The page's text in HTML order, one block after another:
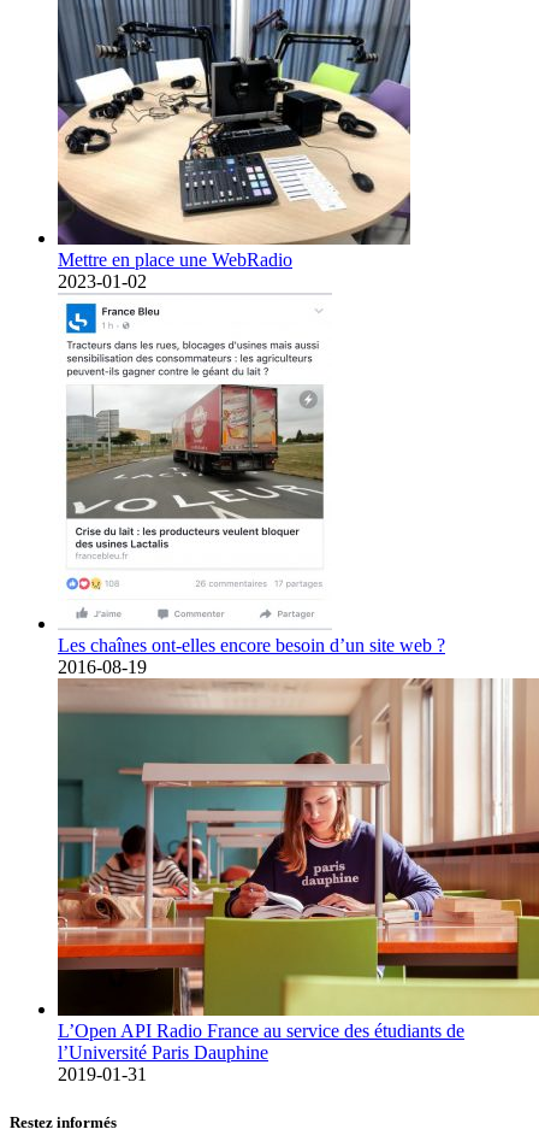
Mettre en place une WebRadio
2023-01-02
Les chaînes ont-elles encore besoin d’un site web ?
2016-08-19
L’Open API Radio France au service des étudiants de
l’Université Paris Dauphine
2019-01-31
Restez informés